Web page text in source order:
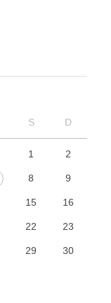
S D
1 2
8 9
15 16
22 23
29 30